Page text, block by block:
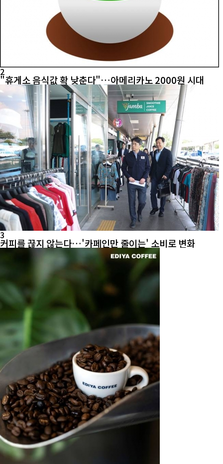
2
"휴게소 음식값 확 낮춘다"…아메리카노 2000원 시대
3
커피를 끊지 않는다…'카페인만 줄이는' 소비로 변화